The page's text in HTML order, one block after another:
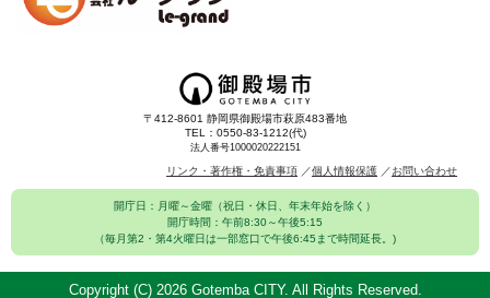
〒412-8601 静岡県御殿場市萩原483番地
TEL：0550-83-1212(代)
法人番号1000020222151
リンク・著作権・免責事項 個人情報保護 お問い合わせ
開庁日：月曜～金曜（祝日・休日、年末年始を除く）
開庁時間：午前8:30～午後5:15
（毎月第2・第4火曜日は一部窓口で午後6:45まで時間延長。)
Copyright (C) 2026 Gotemba CITY. All Rights Reserved.